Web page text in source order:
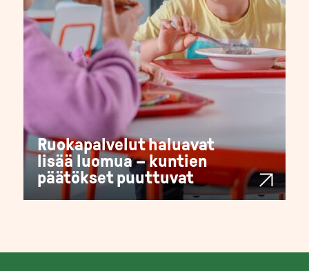
Ruokapalvelut haluavat
lisää luomua – kuntien
päätökset puuttuvat